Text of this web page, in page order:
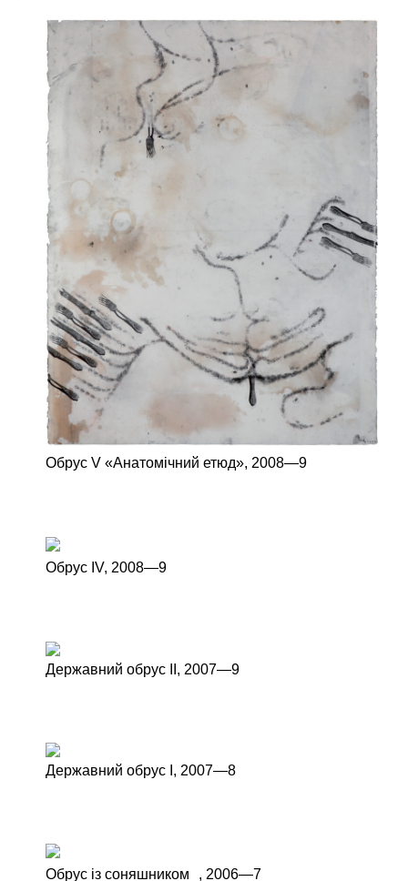
Обрус V «Анатомічний етюд», 2008—9
Обрус IV, 2008—9
Державний обрус ІІ, 2007—9
Державний обрус І, 2007—8
Обрус із соняшником , 2006—7